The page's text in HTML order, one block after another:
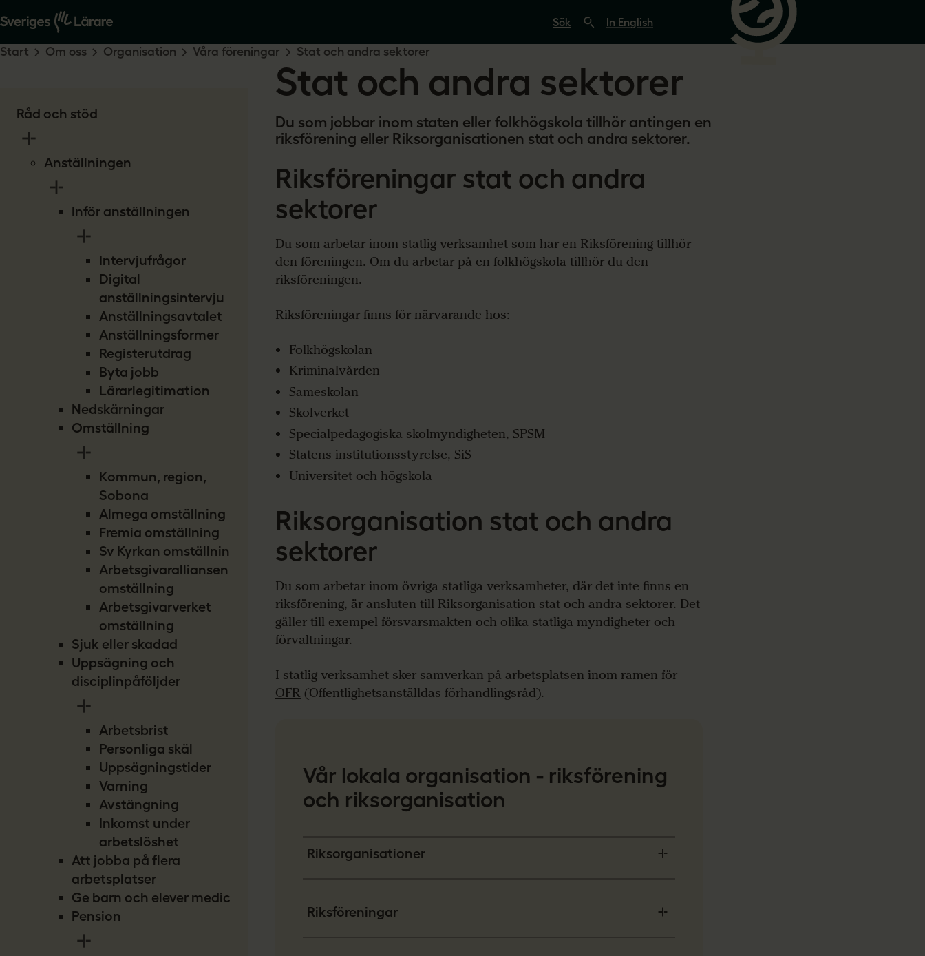
ö
p
v
e
g
e
ä
r
s
In English
Råd och stöd
Anställningen
Inför anställningen
Intervjufrågor
Digital
anställningsintervju
Anställningsavtalet
Anställningsformer
Registerutdrag
Byta jobb
Lärarlegitimation
Nedskärningar
Omställning
Kommun, region,
Sobona
Almega omställning
Fremia omställning
Sv Kyrkan omställning
Arbetsgivaralliansen
omställning
Arbetsgivarverket
omställning
Sjuk eller skadad
Uppsägning och
disciplinpåföljder
Arbetsbrist
Personliga skäl
Uppsägningstider
Varning
Avstängning
Inkomst under
arbetslöshet
Att jobba på flera
arbetsplatser
Ge barn och elever medicin
Pension
Start Om oss Organisation Våra föreningar Stat och andra sektorer
Stat och andra sektorer
Du som jobbar inom staten eller folkhögskola tillhör antingen en
riksförening eller Riksorganisationen stat och andra sektorer.
Riksföreningar stat och andra
sektorer
Du som arbetar inom statlig verksamhet som har en Riksförening tillhör
den föreningen. Om du arbetar på en folkhögskola tillhör du den
riksföreningen.
Riksföreningar finns för närvarande hos:
Folkhögskolan
Kriminalvården
Sameskolan
Skolverket
Specialpedagogiska skolmyndigheten, SPSM
Statens institutionsstyrelse, SiS
Universitet och högskola
Riksorganisation stat och andra
sektorer
Du som arbetar inom övriga statliga verksamheter, där det inte finns en
riksförening, är ansluten till Riksorganisation stat och andra sektorer. Det
gäller till exempel försvarsmakten och olika statliga myndigheter och
förvaltningar.
I statlig verksamhet sker samverkan på arbetsplatsen inom ramen för
OFR (Offentlighetsanställdas förhandlingsråd).
Vår lokala organisation - riksförening
och riksorganisation
Riksorganisationer
Riksföreningar